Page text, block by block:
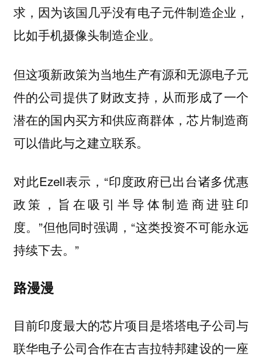
求，因为该国几乎没有电子元件制造企业，
比如手机摄像头制造企业。
但这项新政策为当地生产有源和无源电子元
件的公司提供了财政支持，从而形成了一个
潜在的国内买方和供应商群体，芯片制造商
可以借此与之建立联系。
对此Ezell表示，“印度政府已出台诸多优惠
政策，旨在吸引半导体制造商进驻印
度。”但他同时强调，“这类投资不可能永远
持续下去。”
路漫漫
目前印度最大的芯片项目是塔塔电子公司与
联华电子公司合作在古吉拉特邦建设的一座